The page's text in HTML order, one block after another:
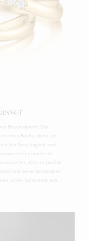
Besonderem. Die
ihres Fachs, denn sie
Genauigkeit und
erfordert oft
dass er perfekt
seine besondere
vollen Schönheit am